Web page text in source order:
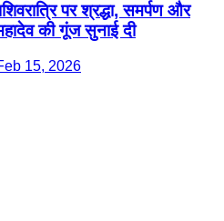
पर श्रद्धा, समर्पण और
की गूंज सुनाई दी
15, 2026